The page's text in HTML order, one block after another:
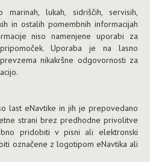
lukah, sidriščih, servisih,
in ostalih pomembnih informacijah
niso namenjene uporabi za
Uporaba je na lasno
nikakršne odgovornosti za
last eNavtike in jih je prepovedano
strani brez predhodne privolitve
pridobiti v pisni ali elektronski
označene z logotipom eNavtika ali